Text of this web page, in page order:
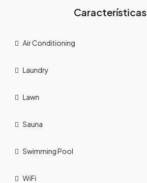
Características
Air Conditioning
Laundry
Lawn
Sauna
Swimming Pool
WiFi